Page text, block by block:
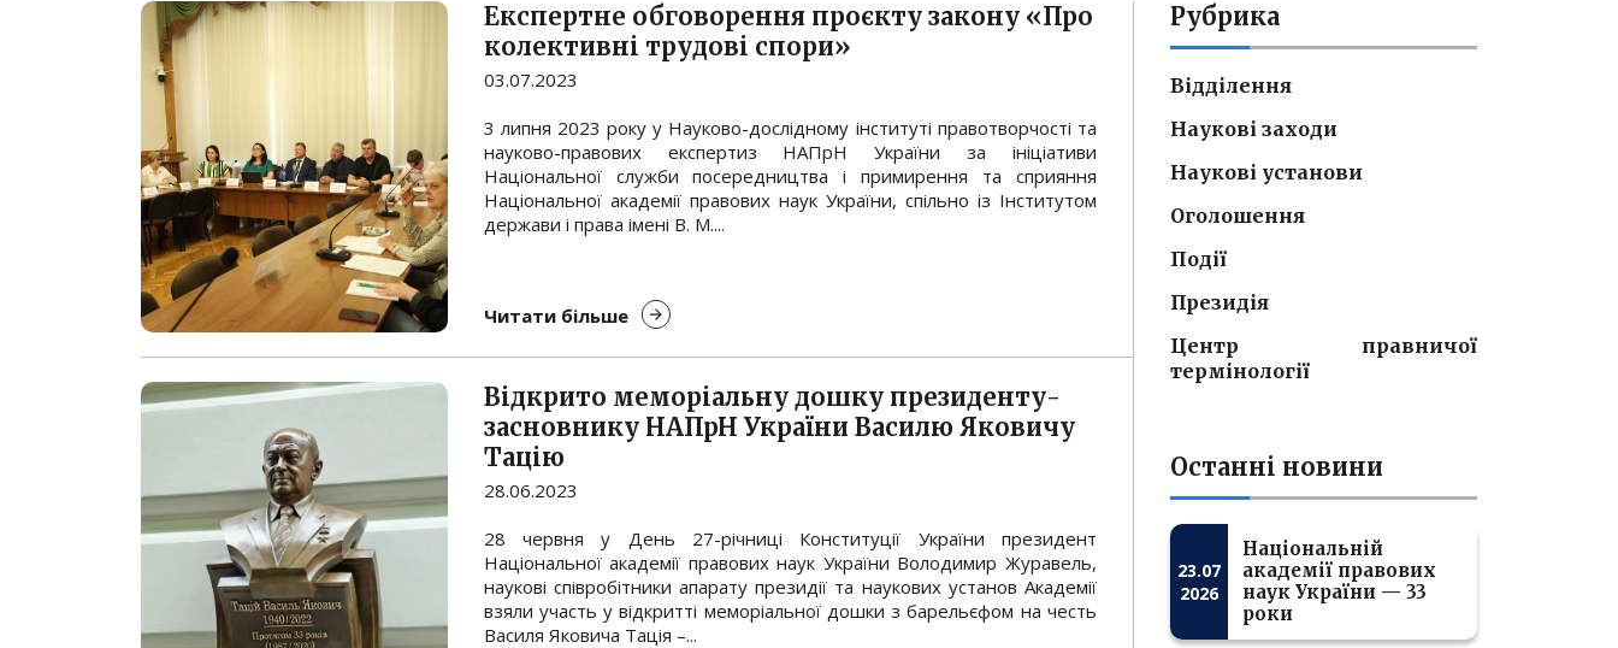
Експертне обговорення проєкту закону «Про
колективні трудові спори»
03.07.2023
3 липня 2023 року у Науково-дослідному інституті правотворчості та
науково-правових експертиз НАПрН України за ініціативи
Національної служби посередництва і примирення та сприяння
Національної академії правових наук України, спільно із Інститутом
держави і права імені В. М....
Читати більше
Відкрито меморіальну дошку президенту-
засновнику НАПрН України Василю Яковичу
Тацію
28.06.2023
28 червня у День 27-річниці Конституції України президент
Національної академії правових наук України Володимир Журавель,
наукові співробітники апарату президії та наукових установ Академії
взяли участь у відкритті меморіальної дошки з барельєфом на честь
Василя Яковича Тація –...
Рубрика
Відділення
Наукові заходи
Наукові установи
Оголошення
Події
Президія
Центр правничої
термінології
Останні новини
23.07
2026
Національній
академії правових
наук України — 33
роки